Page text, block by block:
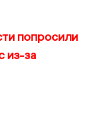
попросили
из-за